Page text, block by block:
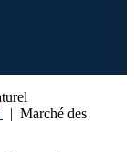
| Marché des